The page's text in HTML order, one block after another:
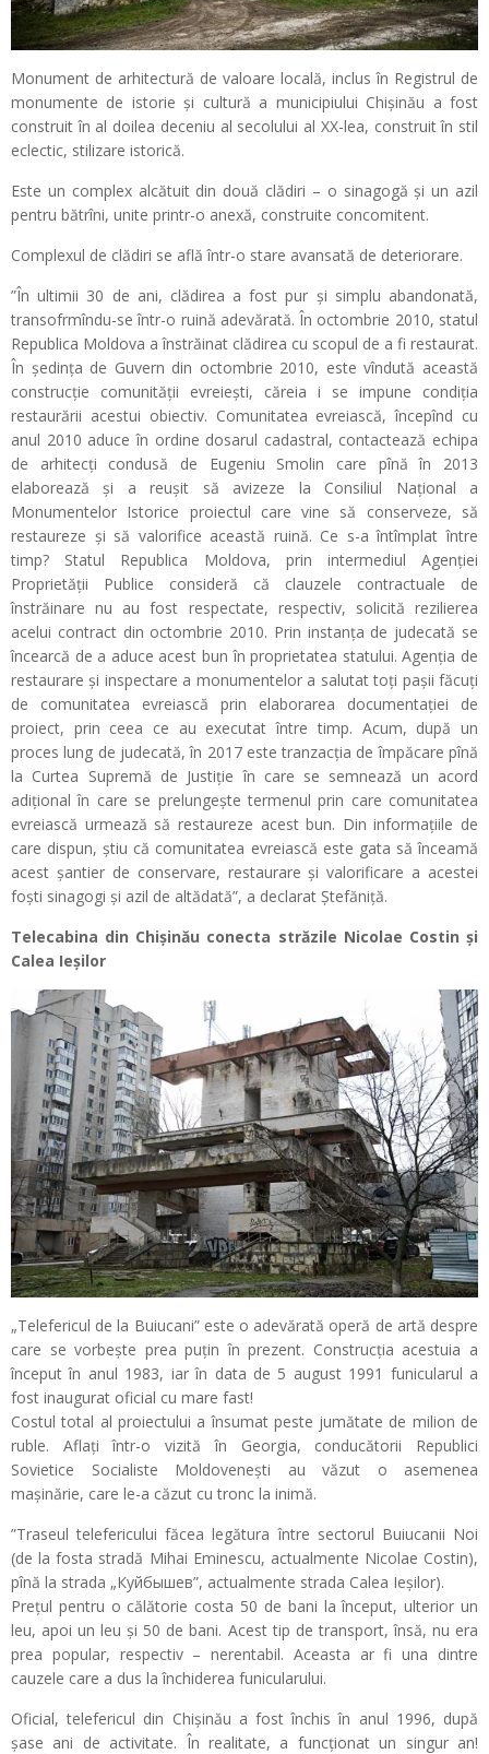
Monument de arhitectură de valoare locală, inclus în Registrul de
monumente de istorie şi cultură a municipiului Chişinău a fost
construit în al doilea deceniu al secolului al XX-lea, construit în stil
eclectic, stilizare istorică.
Este un complex alcătuit din două clădiri – o sinagogă şi un azil
pentru bătrîni, unite printr-o anexă, construite concomitent.
Complexul de clădiri se află într-o stare avansată de deteriorare.
”În ultimii 30 de ani, clădirea a fost pur și simplu abandonată,
transofrmîndu-se într-o ruină adevărată. În octombrie 2010, statul
Republica Moldova a înstrăinat clădirea cu scopul de a fi restaurat.
În ședința de Guvern din octombrie 2010, este vîndută această
construcție comunității evreiești, căreia i se impune condiția
restaurării acestui obiectiv. Comunitatea evreiască, începînd cu
anul 2010 aduce în ordine dosarul cadastral, contactează echipa
de arhitecți condusă de Eugeniu Smolin care pînă în 2013
elaborează și a reușit să avizeze la Consiliul Național a
Monumentelor Istorice proiectul care vine să conserveze, să
restaureze și să valorifice această ruină. Ce s-a întîmplat între
timp? Statul Republica Moldova, prin intermediul Agenției
Proprietății Publice consideră că clauzele contractuale de
înstrăinare nu au fost respectate, respectiv, solicită rezilierea
acelui contract din octombrie 2010. Prin instanța de judecată se
încearcă de a aduce acest bun în proprietatea statului. Agenția de
restaurare și inspectare a monumentelor a salutat toți pașii făcuți
de comunitatea evreiască prin elaborarea documentației de
proiect, prin ceea ce au executat între timp. Acum, după un
proces lung de judecată, în 2017 este tranzacția de împăcare pînă
la Curtea Supremă de Justiție în care se semnează un acord
adițional în care se prelungește termenul prin care comunitatea
evreiască urmează să restaureze acest bun. Din informațiile de
care dispun, știu că comunitatea evreiască este gata să înceamă
acest șantier de conservare, restaurare și valorificare a acestei
foști sinagogi și azil de altădată”, a declarat Ștefăniță.
Telecabina din Chișinău conecta străzile Nicolae Costin și
Calea Ieșilor
„Telefericul de la Buiucani” este o adevărată operă de artă despre
care se vorbește prea puțin în prezent. Construcția acestuia a
început în anul 1983, iar în data de 5 august 1991 funicularul a
fost inaugurat oficial cu mare fast!
Costul total al proiectului a însumat peste jumătate de milion de
ruble. Aflați într-o vizită în Georgia, conducătorii Republici
Sovietice Socialiste Moldovenești au văzut o asemenea
mașinărie, care le-a căzut cu tronc la inimă.
”Traseul telefericului făcea legătura între sectorul Buiucanii Noi
(de la fosta stradă Mihai Eminescu, actualmente Nicolae Costin),
pînă la strada „Куйбышев”, actualmente strada Calea Ieșilor).
Prețul pentru o călătorie costa 50 de bani la început, ulterior un
leu, apoi un leu și 50 de bani. Acest tip de transport, însă, nu era
prea popular, respectiv – nerentabil. Aceasta ar fi una dintre
cauzele care a dus la închiderea funicularului.
Oficial, telefericul din Chișinău a fost închis în anul 1996, după
șase ani de activitate. În realitate, a funcționat un singur an!